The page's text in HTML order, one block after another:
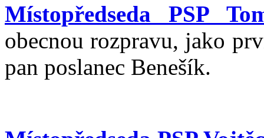
Místopředseda PSP
obecnou rozpravu, jako
pan poslanec Benešík.